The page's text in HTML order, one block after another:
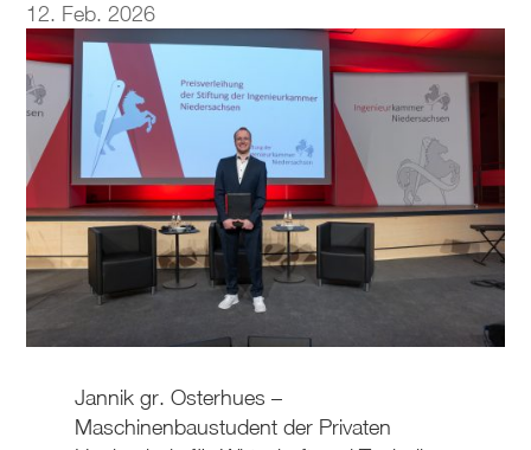
12. Feb. 2026
Jannik gr. Osterhues –
Maschinenbaustudent der Privaten